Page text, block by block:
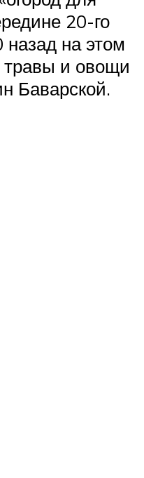
20-го
назад на этом
и овощи
Баварской.